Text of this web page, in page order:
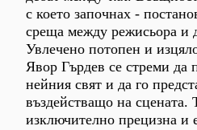
с което започнах -
среща между режисьора и
Увлечено потопен и
Явор Гърдев се стреми да
нейния свят и да го
въздействащо на сцената.
изключително прецизна и